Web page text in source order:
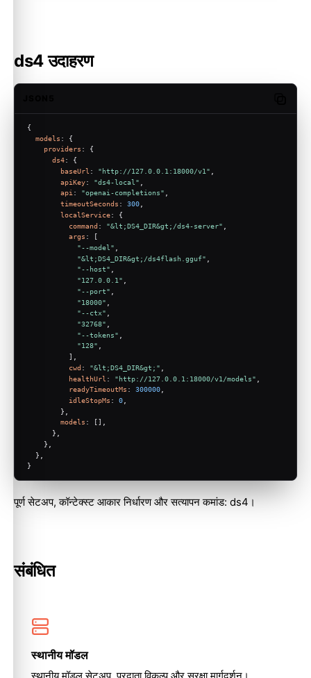
ds4 उदाहरण
{
models : {
providers : {
ds4: {
baseUrl : "http://127.0.0.1:18000/v1"
apiKey: "ds4-local"
api : "openai-completions"
timeoutSeconds : 300
localService: {
command : "&lt;DS4_DIR&gt;/ds4-server"
args : [
"--model"
"&lt;DS4_DIR&gt;/ds4flash.gguf"
"--host"
"127.0.0.1"
"--port"
"18000"
"--ctx"
"32768"
"--tokens"
"128" ,
          ],
cwd : "&lt;DS4_DIR&gt;"
healthUrl : "http://127.0.0.1:18000/v1/models"
readyTimeoutMs : 300000
idleStopMs : 0
        },
models : [],
      },
    },
  },
}
पूर्ण सेटअप, कॉन्टेक्स्ट आकार निर्धारण और सत्यापन कमांड: ds4 ।
संबंधित
स्थानीय मॉडल